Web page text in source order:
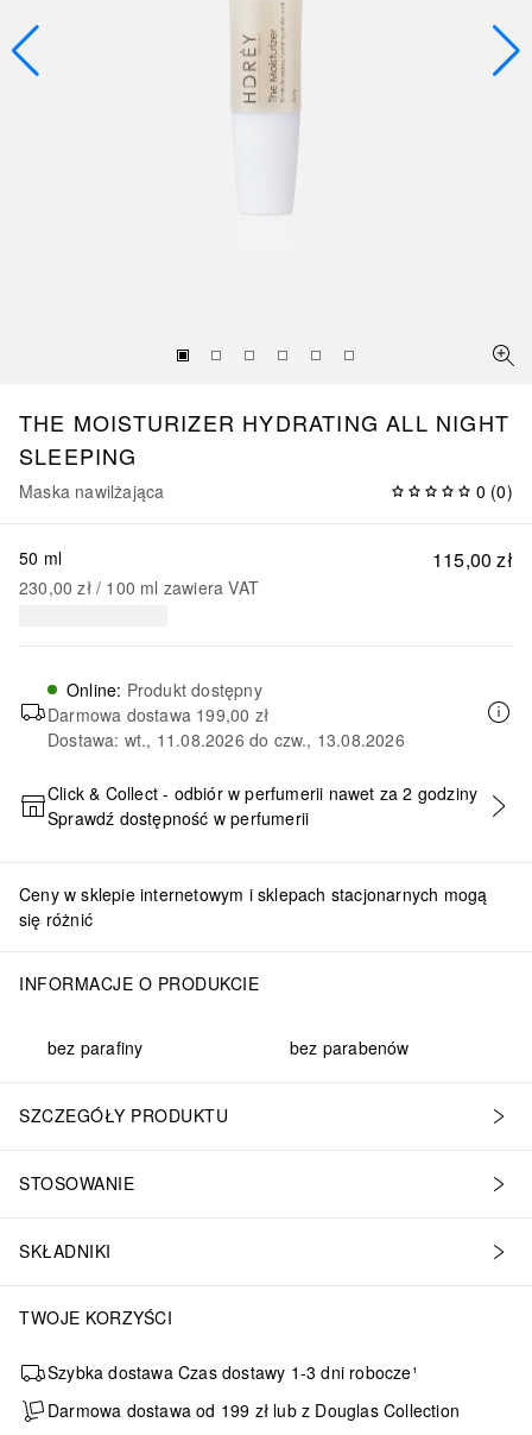
THE MOISTURIZER HYDRATING ALL NIGHT
SLEEPING
Maska nawilżająca 0 (0)
115,00 zł
50 ml
230,00 zł / 100 ml zawiera VAT
Online: Produkt dostępny
Darmowa dostawa 199,00 zł
Dostawa: wt., 11.08.2026 do czw., 13.08.2026
DODAJ DO KOSZYKA
Click & Collect - odbiór w perfumerii nawet za 2 godziny
Sprawdź dostępność w perfumerii
Ceny w sklepie internetowym i sklepach stacjonarnych mogą
się różnić
INFORMACJE O PRODUKCIE
bez parafiny bez parabenów
SZCZEGÓŁY PRODUKTU
STOSOWANIE
SKŁADNIKI
TWOJE KORZYŚCI
Szybka dostawa Czas dostawy 1-3 dni robocze¹
Darmowa dostawa od 199 zł lub z Douglas Collection